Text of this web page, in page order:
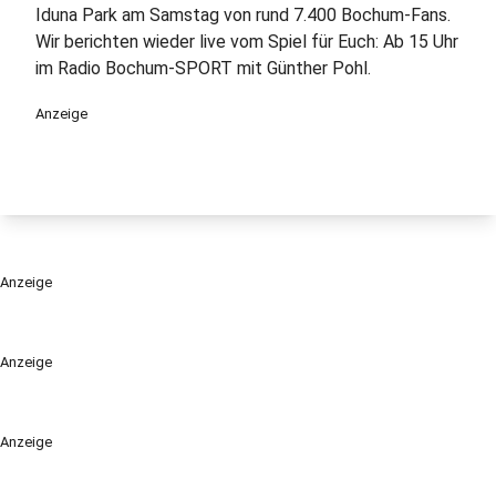
Anzeige
Anzeige
Iduna Park am Samstag von rund 7.400 Bochum-Fans.
Wir berichten wieder live vom Spiel für Euch: Ab 15 Uhr
im Radio Bochum-SPORT mit Günther Pohl.
Anzeige
Anzeige